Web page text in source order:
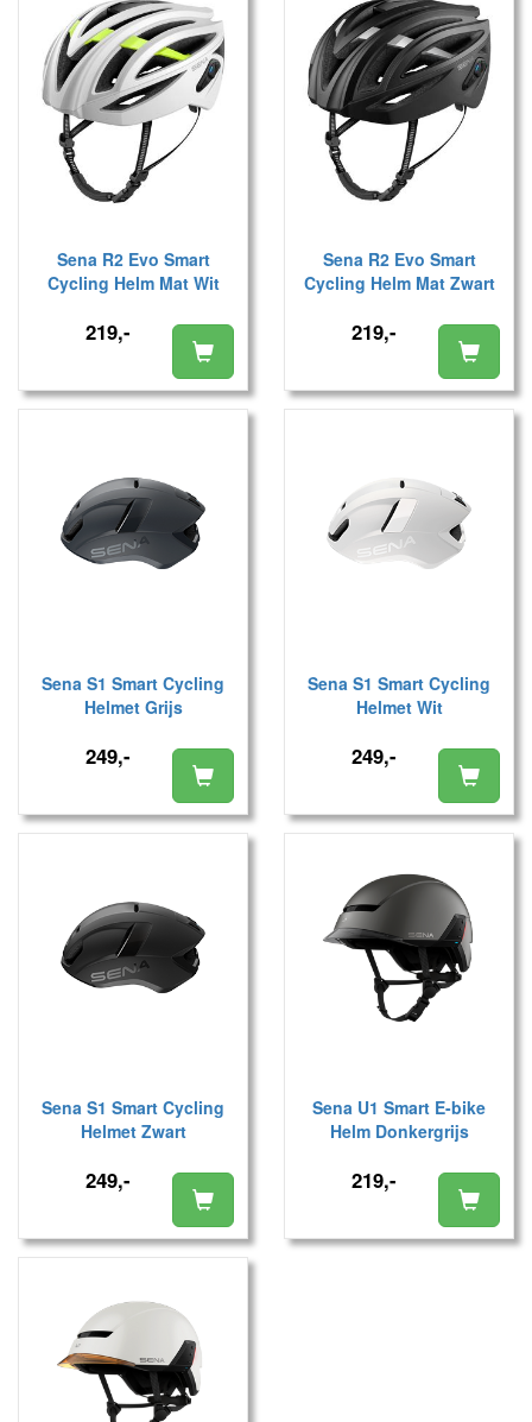
Sena R2 Evo Smart
Cycling Helm Mat Wit
219,-
Sena R2 Evo Smart
Cycling Helm Mat Zwart
219,-
Sena S1 Smart Cycling
Helmet Grijs
249,-
Sena S1 Smart Cycling
Helmet Wit
249,-
Sena S1 Smart Cycling
Helmet Zwart
249,-
Sena U1 Smart E-bike
Helm Donkergrijs
219,-